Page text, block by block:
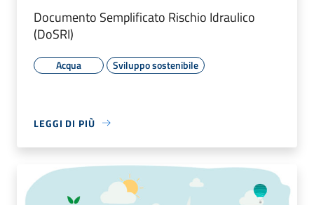
Documento Semplificato Rischio Idraulico
(DoSRI)
Acqua Sviluppo sostenibile
LEGGI DI PIÙ